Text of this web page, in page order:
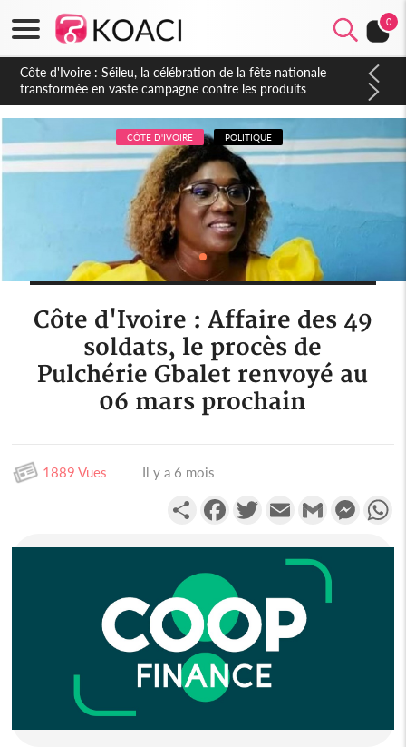
0
Côte d'Ivoire : Séileu, la célébration de la fête nationale
transformée en vaste campagne contre les produits
dépigmentants dangereux
CÔTE D'IVOIRE POLITIQUE
Côte d'Ivoire : Affaire des 49
soldats, le procès de
Pulchérie Gbalet renvoyé au
06 mars prochain
1889 Vues Il y a 6 mois
PartagerFacebookTwitterEmail Gmail